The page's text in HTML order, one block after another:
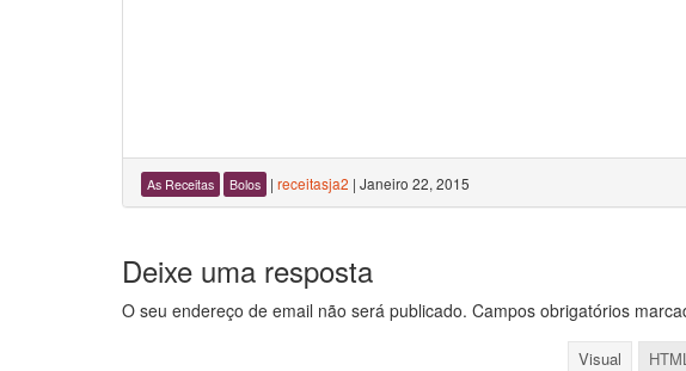
As Receitas Bolos | receitasja2 | Janeiro 22, 2015
Deixe uma resposta
O seu endereço de email não será publicado. Campos obrigatórios
Visual HTML